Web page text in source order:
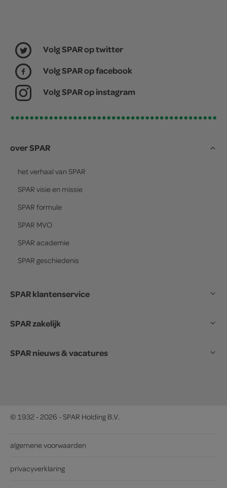
Volg SPAR op twitter
Volg SPAR op facebook
Volg SPAR op instagram
over SPAR
het verhaal van SPAR
SPAR visie en missie
SPAR formule
SPAR MVO
SPAR academie
SPAR geschiedenis
SPAR klantenservice
SPAR zakelijk
SPAR nieuws & vacatures
© 1932 - 2026 - SPAR Holding B.V.
algemene voorwaarden
privacyverklaring